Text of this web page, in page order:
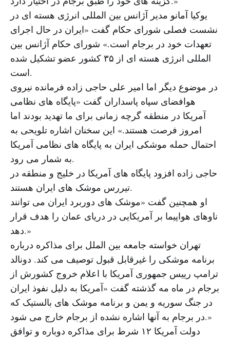
یوکیا آمانو مدیر آژانس بین المللی انرژی هسته ای در
نشست فصلی شورای حکام گفت «ایران در حال اجرای
تعهدات خود در برجام است.» شورای حکام آژانس بین
المللی انرژی هسته ای از ۳۵ کشور عضو تشکیل شده
است.
در موضوع دیگر اما امیر علی حاجی زاده فرمانده نیروی
هوافضای سپاه پاسداران گفت «پایگاه های نظامی
آمریکا در منطقه گرچه زمانی برای ما تهدید بودند اما
امروز فرصت هستند.» این سخنان اشاره تلویحی به
احتمال حمله موشکی ایران به پایگاه های نظامی آمریکا
به شمار می رود.
حاجی زاده افزود پایگاه های آمریکا در خلیج و منطقه در
تیررس موشک های ایران هستند.
او همچنین گفت «موشک های دوربرد ایران می توانند
ناوهای هواپیما بر آمریکایی در دریای عمان را هدف قرار
دهد.»
تهران خواسته جامعه بین الملل برای مذاکره درباره
برنامه موشکی را غیرقابل قبول توصیف می کند. دونالد
ترامپ رییس جمهوری آمریکا با اعلام خروج کشورش از
برجام در ماه مه گذشته گفت «آمریکا به دلیل نفوذ ایران
در جنگ سوریه و یمن و برنامه موشک های بالستیک که
در برجام به آنها اشاره نشده از برجام خارج می شود.»
دولت آمریکا ۱۲ شرط برای مذاکره دوباره و توافق